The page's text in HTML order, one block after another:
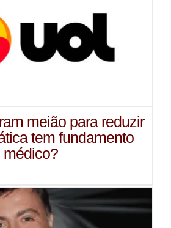
meião para reduzir
tem fundamento
médico?